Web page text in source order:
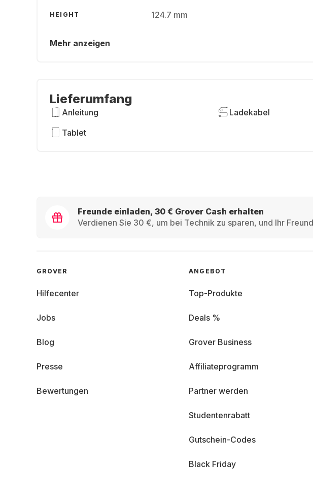
HEIGHT 124.7 mm
Mehr anzeigen
Lieferumfang
Anleitung
Ladekabel
Tablet
Freunde einladen, 30 € Grover Cash erhalten
Verdienen Sie 30 €, um bei Technik zu sparen, und Ihr
GROVER
Hilfecenter
Jobs
Blog
Presse
Bewertungen
ANGEBOT
Top-Produkte
Deals %
Grover Business
Affiliateprogramm
Partner werden
Studentenrabatt
Gutschein-Codes
Black Friday